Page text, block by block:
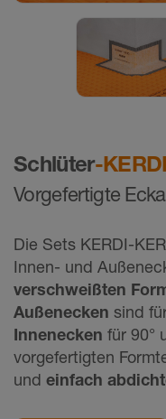
Schlüter-
Vorgefertigte
Die Sets KERDI-
Innen- und
verschweißten
Außenecken sind
Innenecken für 90°
vorgefertigten
und einfach